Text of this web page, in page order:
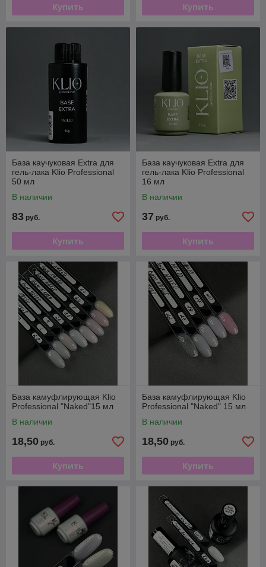
Купить Купить
База каучуковая Extra для
гель-лака Klio Professional
50 мл
В наличии
83 руб.
Купить
База каучуковая Extra для
гель-лака Klio Professional
16 мл
В наличии
37 руб.
Купить
База камуфлирующая Klio
Professional "Naked"15 мл
В наличии
18,50 руб.
Купить
База камуфлирующая Klio
Professional "Naked" 15 мл
В наличии
18,50 руб.
Купить